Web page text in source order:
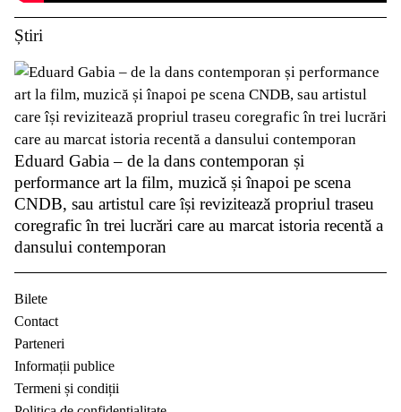
Știri
Eduard Gabia – de la dans contemporan și
performance art la film, muzică și înapoi pe scena
CNDB, sau artistul care își revizitează propriul traseu
coregrafic în trei lucrări care au marcat istoria recentă a
dansului contemporan
Bilete
Contact
Parteneri
Informații publice
Termeni și condiții